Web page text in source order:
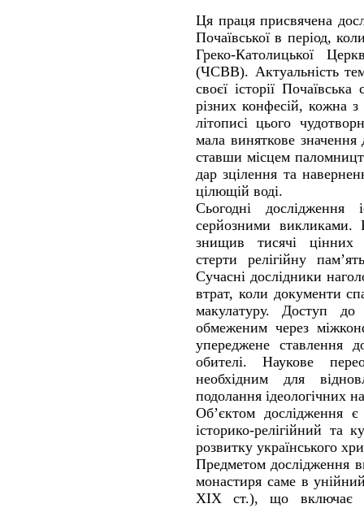
Ця праця присвячена
Почаївської в період,
Греко-Католицької
(ЧСВВ). Актуальність
своєї історії
різних конфесій, кожна
літописі цього
мала виняткове значення
ставши місцем
дар зцілення та
цілющій воді.
Сьогодні дослідження
серйозними викликами.
знищив тисячі цінних
стерти релігійну
Сучасні дослідники
втрат, коли документи
макулатуру. Доступ до
обмеженим через
упереджене ставлення
обителі. Наукове
необхідним для
подолання ідеологічних
Об’єктом дослідження
історико-релігійний та
розвитку українського
Предметом дослідження
монастиря саме в
XIX ст.), що включає